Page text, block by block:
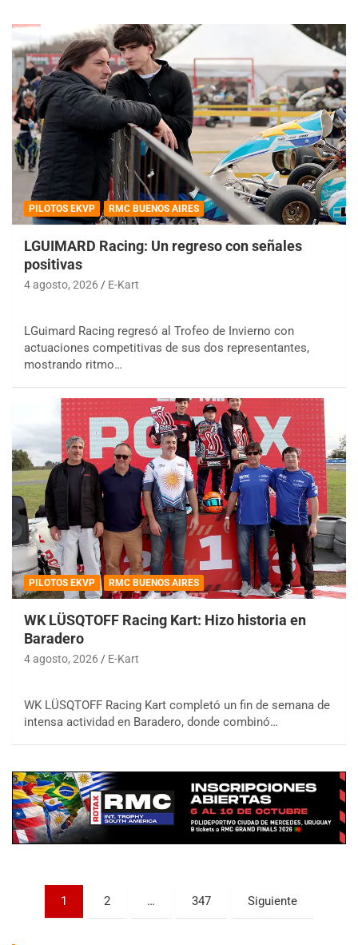
PILOTOS EKVP RMC BUENOS AIRES
LGUIMARD Racing: Un regreso con señales
positivas
4 agosto, 2026 E-Kart
LGuimard Racing regresó al Trofeo de Invierno con
actuaciones competitivas de sus dos representantes,
mostrando ritmo…
PILOTOS EKVP RMC BUENOS AIRES
WK LÜSQTOFF Racing Kart: Hizo historia en
Baradero
4 agosto, 2026 E-Kart
WK LÜSQTOFF Racing Kart completó un fin de semana de
intensa actividad en Baradero, donde combinó…
Paginación
1 2 … 347 Siguiente
COBERTURA ESPECIAL DE E-KART.COM.AR
08/09-AGO
IAME SERIES ARGENTINA 6
Baradero (Buenos Aires)
KDO - F6
Ciudad de Trenque Lauquen (Asfalto)
Trenque Lauquen (Buenos Aires)
Parque de la Velocidad (Asfalto)
Villaguay (Entre Ríos)